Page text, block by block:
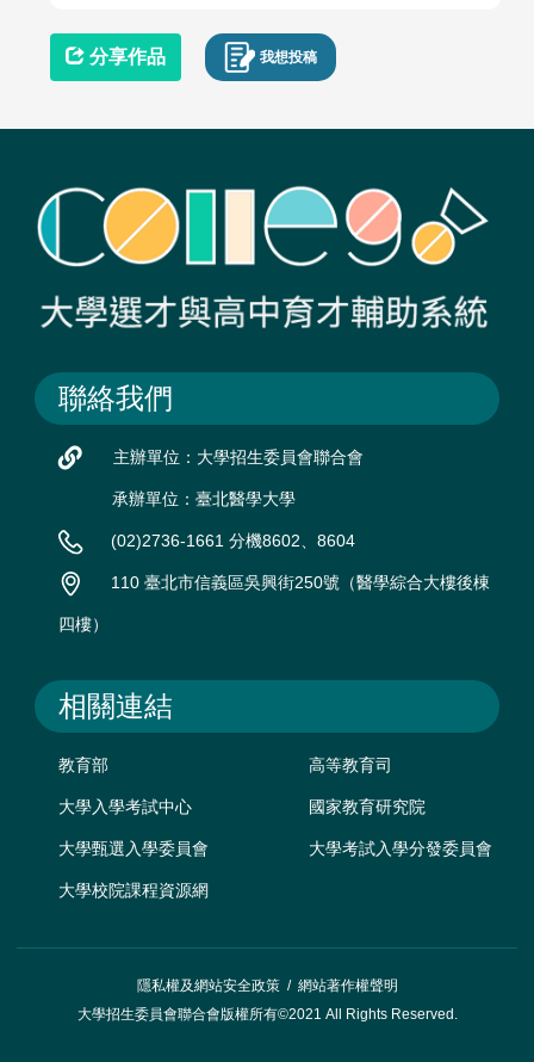
分享作品 我想投稿
聯絡我們
主辦單位：大學招生委員會聯合會
承辦單位：臺北醫學大學
(02)2736-1661 分機8602、8604
110 臺北市信義區吳興街250號（醫學綜合大樓後棟
四樓）
相關連結
教育部 高等教育司
大學入學考試中心 國家教育研究院
大學甄選入學委員會 大學考試入學分發委員會
大學校院課程資源網
隱私權及網站安全政策/ 網站著作權聲明
大學招生委員會聯合會版權所有©2021 All Rights Reserved.